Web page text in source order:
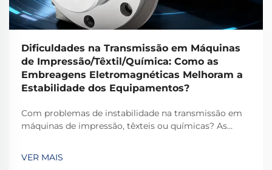
Dificuldades na Transmissão em Máquinas
de Impressão/Têxtil/Química: Como as
Embreagens Eletromagnéticas Melhoram a
Estabilidade dos Equipamentos?
Com problemas de instabilidade na transmissão em
máquinas de impressão, têxteis ou químicas? As
e garantem segurança livre de amianto. Descubra
VER MAIS